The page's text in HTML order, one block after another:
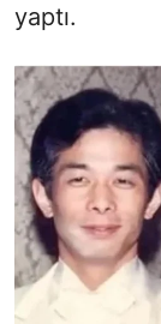
yaptı.